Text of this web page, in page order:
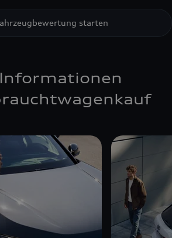
starten